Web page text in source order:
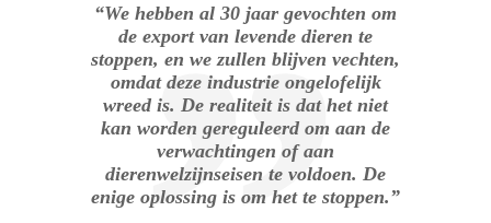
“We hebben al 30 jaar gevochten om
de export van levende dieren te
stoppen, en we zullen blijven vechten,
omdat deze industrie ongelofelijk
wreed is. De realiteit is dat het niet
kan worden gereguleerd om aan de
verwachtingen of aan
dierenwelzijnseisen te voldoen. De
enige oplossing is om het te stoppen.”